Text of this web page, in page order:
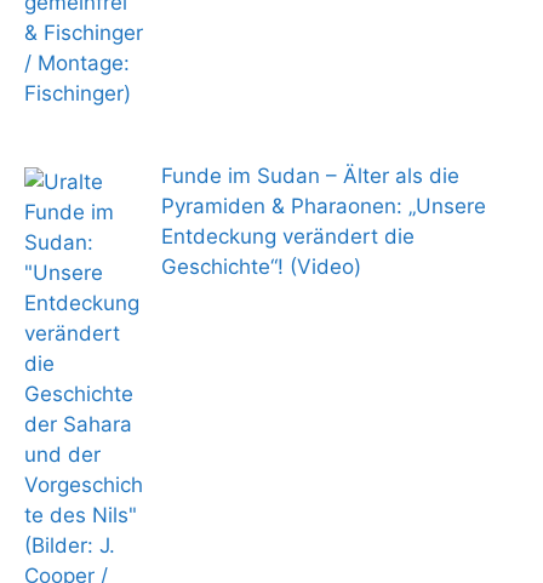
Funde im Sudan – Älter als die
Pyramiden & Pharaonen: „Unsere
Entdeckung verändert die
Geschichte“! (Video)